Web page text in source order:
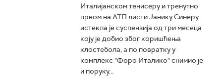
Италијанском тенисеру и тренутно
првом на АТП листи Јанику Синеру
истекла је суспензија од три месеца
коју је добио због коришћења
клостебола, а по повратку у
комплекс "Форо Италико" снимио је
и поруку...